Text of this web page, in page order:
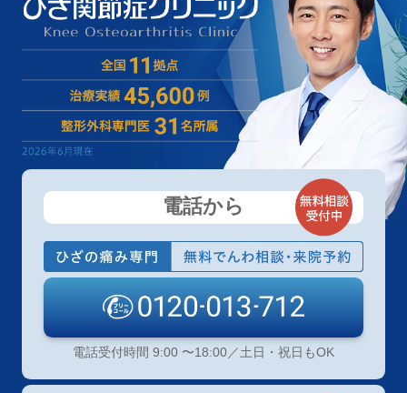
電話から
電話受付時間 9:00 〜18:00／土日・祝日もOK